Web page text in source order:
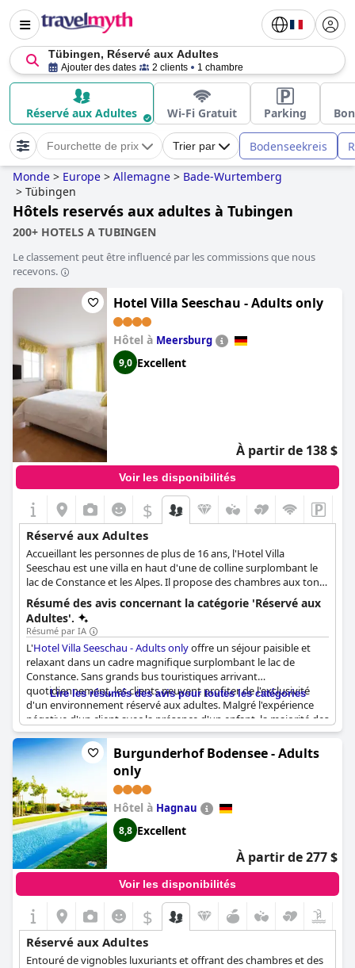
Tübingen, Réservé aux Adultes
Ajouter des dates 2 clients 1 chambre
Réservé aux Adultes Wi-Fi Gratuit Parking
Fourchette de prix Trier par Bodenseekreis
Monde > Europe > Allemagne > Bade-Wurtemberg
> Tübingen
Hôtels reservés aux adultes à Tubingen
200+ HOTELS A TUBINGEN
Le classement peut être influencé par les commissions que nous
recevons.
Hotel Villa Seeschau - Adults only
Hôtel à Meersburg
9,0 Excellent
À partir de 138 $
Voir les disponibilités
$
Réservé aux Adultes
Accueillant les personnes de plus de 16 ans, l'Hotel Villa
Seeschau est une villa en haut d'une de colline surplombant le
lac de Constance et les Alpes. Il propose des chambres aux tons
chauds et une grande variété de massages, tandis que les
clients peuvent passer de nombreux moments de détente dans
ses jardins verdoyants.
Résumé des avis concernant la catégorie 'Réservé aux
Adultes'.
Résumé par IA
L'Hotel Villa Seeschau - Adults onlyoffre un séjour paisible et
relaxant dans un cadre magnifique surplombant le lac de
Constance. Sans grands bus touristiques arrivant
quotidiennement, les clients peuvent profiter de l'exclusivité
d'un environnement réservé aux adultes. Malgré l'expérience
négative d'un client avec la présence d'un enfant, la majorité des
avis expriment leur appréciation pour la politique stricte de
l'hôtel réservée aux adultes. L'élégance de l'hôtel et ses vues
imprenables sont également soulignées comme des aspects
positifs. Cependant, il convient de noter que l'argent liquide est
la seule forme de paiement acceptée. Dans l'ensemble, si vous
recherchez une retraite calme et haut de gamme, l'
Seeschau - Adults onlypourrait être le choix parfait.
Lire les résumés des avis pour toutes les catégories
Burgunderhof Bodensee - Adults
only
Hôtel à Hagnau
8,8 Excellent
À partir de 277 $
Voir les disponibilités
$
Réservé aux Adultes
Entouré de vignobles luxuriants et offrant des chambres et des